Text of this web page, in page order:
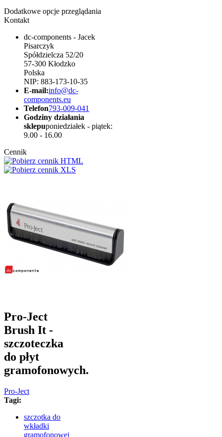
Dodatkowe opcje przeglądania
Kontakt
dc-components - Jacek
Pisarczyk
Spółdzielcza 52/20
57-300 Kłodzko
Polska
NIP: 883-173-10-35
E-mail:info@dc-
components.eu
Telefon793-009-041
Godziny działania
sklepuponiedziałek - piątek:
9.00 - 16.00
Cennik
Pro-Ject
Brush It -
szczoteczka
do płyt
gramofonowych.
Pro-Ject
Tagi:
szczotka do
wkładki
gramofonowej